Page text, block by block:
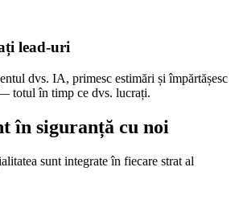
lead-uri
dvs. IA, primesc estimări și împărtășesc
totul în timp ce dvs. lucrați.
în siguranță cu noi
sunt integrate în fiecare strat al